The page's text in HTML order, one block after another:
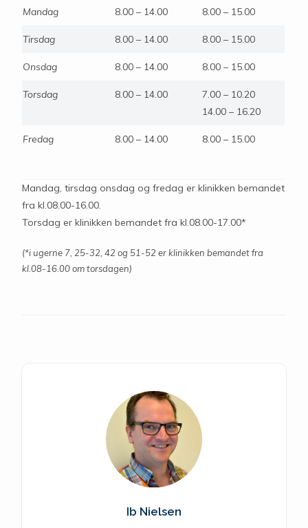
Mandag 8.00 – 14.00 8.00 – 15.00
Tirsdag 8.00 – 14.00 8.00 – 15.00
Onsdag 8.00 – 14.00 8.00 – 15.00
Torsdag 8.00 – 14.00
7.00 – 10.20
14.00 – 16.20
Fredag 8.00 – 14.00 8.00 – 15.00
Mandag, tirsdag onsdag og fredag er klinikken bemandet
fra kl.08.00-16.00.
Torsdag er klinikken bemandet fra kl.08.00-17.00*
(*i ugerne 7, 25-32, 42 og 51-52 er klinikken bemandet fra
kl.08-16.00 om torsdagen)
Ib Nielsen